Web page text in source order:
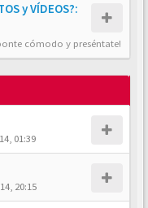
y VÍDEOS?:
cómodo y preséntate!
01:39
20:15